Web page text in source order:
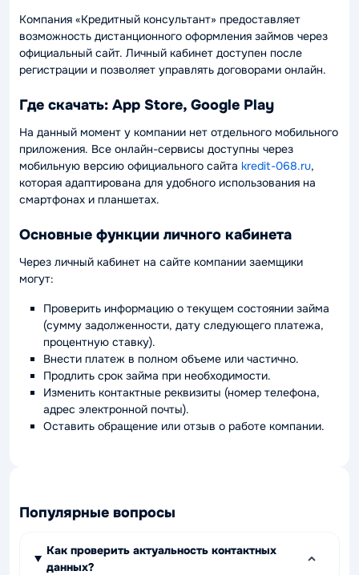
Компания «Кредитный консультант» предоставляет
возможность дистанционного оформления займов через
официальный сайт. Личный кабинет доступен после
регистрации и позволяет управлять договорами онлайн.
Где скачать: App Store, Google Play
На данный момент у компании нет отдельного мобильного
приложения. Все онлайн-сервисы доступны через
мобильную версию официального сайта kredit-068.ru,
которая адаптирована для удобного использования на
смартфонах и планшетах.
Основные функции личного кабинета
Через личный кабинет на сайте компании заемщики
могут:
Проверить информацию о текущем состоянии займа
(сумму задолженности, дату следующего платежа,
процентную ставку).
Внести платеж в полном объеме или частично.
Продлить срок займа при необходимости.
Изменить контактные реквизиты (номер телефона,
адрес электронной почты).
Оставить обращение или отзыв о работе компании.
Популярные вопросы
Как проверить актуальность контактных
данных?